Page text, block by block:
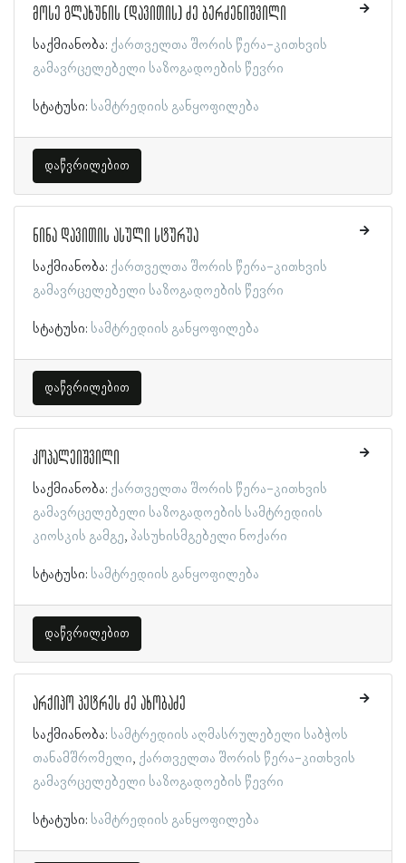
მოსე გლახუნის (დავითის) ძე ბერძენიშვილი
საქმიანობა: ქართველთა შორის წერა-კითხვის
გამავრცელებელი საზოგადოების წევრი
სტატუსი: სამტრედიის განყოფილება
დაწვრილებით
ნინა დავითის ასული სტურუა
საქმიანობა: ქართველთა შორის წერა-კითხვის
გამავრცელებელი საზოგადოების წევრი
სტატუსი: სამტრედიის განყოფილება
დაწვრილებით
კოპალეიშვილი
საქმიანობა: ქართველთა შორის წერა-კითხვის
გამავრცელებელი საზოგადოების სამტრედიის
კიოსკის გამგე პასუხისმგებელი ნოქარი
სტატუსი: სამტრედიის განყოფილება
დაწვრილებით
არქიპო პეტრეს ძე ახობაძე
საქმიანობა: სამტრედიის აღმასრულებელი საბჭოს
თანამშრომელი ქართველთა შორის წერა-კითხვის
გამავრცელებელი საზოგადოების წევრი
სტატუსი: სამტრედიის განყოფილება